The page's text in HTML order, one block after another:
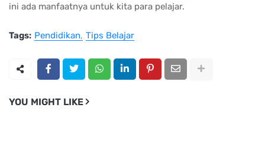
ini ada manfaatnya untuk kita para pelajar.
Tags: Pendidikan Tips Belajar
YOU MIGHT LIKE